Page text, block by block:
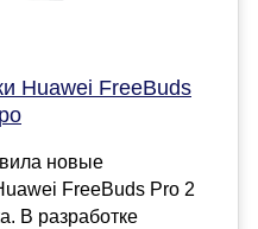
Huawei FreeBuds
новые
FreeBuds Pro 2
В разработке